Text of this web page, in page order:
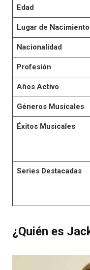
Edad
Lugar de Nacimiento
Nacionalidad
Profesión
Años Activo
Géneros Musicales
Éxitos Musicales
Series Destacadas
¿Quién es